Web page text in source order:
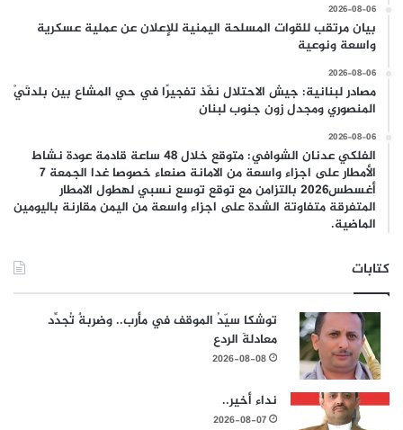
2026-08-06
بيان مرتقب للقوات المسلحة اليمنية للإعلان عن عملية عسكرية
واسعة ونوعية
2026-08-06
مصادر لبنانية: جيش الاحتلال نفّذ تفجيرًا في حي المشاع بين بلدتَيْ
المنصوري ومجدل زون جنوب لبنان
2026-08-06
الفلكي عدنان الشوافي: متوقع خلال 48 ساعة قادمة عودة نشاط
الأمطار على اجزاء واسعة من الامانة صنعاء خصوصا غدا الجمعة 7
أغسطس2026 بالتزامن مع توقع توسع نسبي لهطول الامطار
المتفرقة متفاوتة الشدة على اجزاء واسعة من اليمن مقارنة باليومين
الماضية.
كتابات
توشكا سيّدُ الموقف في مأرب.. وضربةٌ تُجدِّد
معادلةَ الردع
2026-08-08
نداء أخير..
2026-08-07